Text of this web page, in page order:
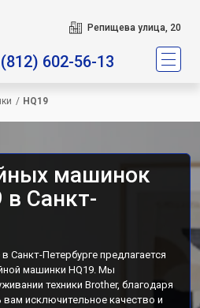
Репищева улица, 20
602-56-13
/ HQ19
машинок
в Санкт-
Санкт-Петербурге предлагается
машинки HQ19. Мы
техники Brother, благодаря
исключительное качество и